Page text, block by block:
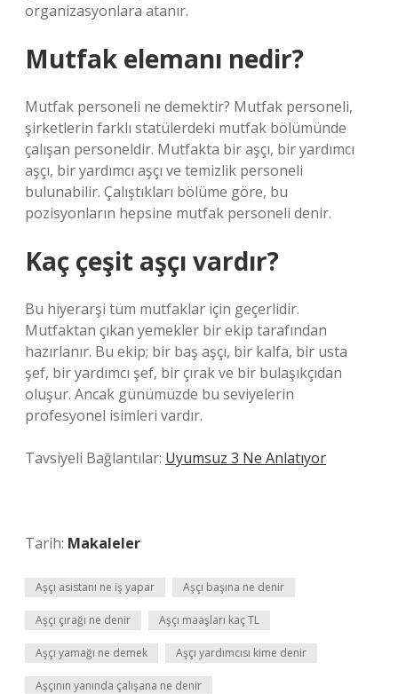
organizasyonlara atanır.
Mutfak elemanı nedir?
Mutfak personeli ne demektir? Mutfak personeli,
şirketlerin farklı statülerdeki mutfak bölümünde
çalışan personeldir. Mutfakta bir aşçı, bir yardımcı
aşçı, bir yardımcı aşçı ve temizlik personeli
bulunabilir. Çalıştıkları bölüme göre, bu
pozisyonların hepsine mutfak personeli denir.
Kaç çeşit aşçı vardır?
Bu hiyerarşi tüm mutfaklar için geçerlidir.
Mutfaktan çıkan yemekler bir ekip tarafından
hazırlanır. Bu ekip; bir baş aşçı, bir kalfa, bir usta
şef, bir yardımcı şef, bir çırak ve bir bulaşıkçıdan
oluşur. Ancak günümüzde bu seviyelerin
profesyonel isimleri vardır.
Tavsiyeli Bağlantılar: Uyumsuz 3 Ne Anlatıyor
Tarih: Makaleler
Aşçı asistanı ne iş yapar Aşçı başına ne denir
Aşçı çırağı ne denir Aşçı maaşları kaç TL
Aşçı yamağı ne demek Aşçı yardımcısı kime denir
Aşçının yanında çalışana ne denir